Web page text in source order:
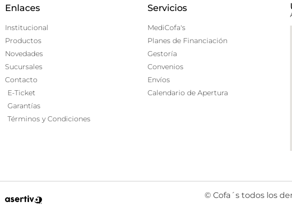
Enlaces
Institucional
Productos
Novedades
Sucursales
Contacto
E-Ticket
Garantías
Términos y Condiciones
Servicios
MediCofa's
Planes de Financiación
Gestoría
Convenios
Envíos
Calendario de Apertura
© Cofa´s todos los